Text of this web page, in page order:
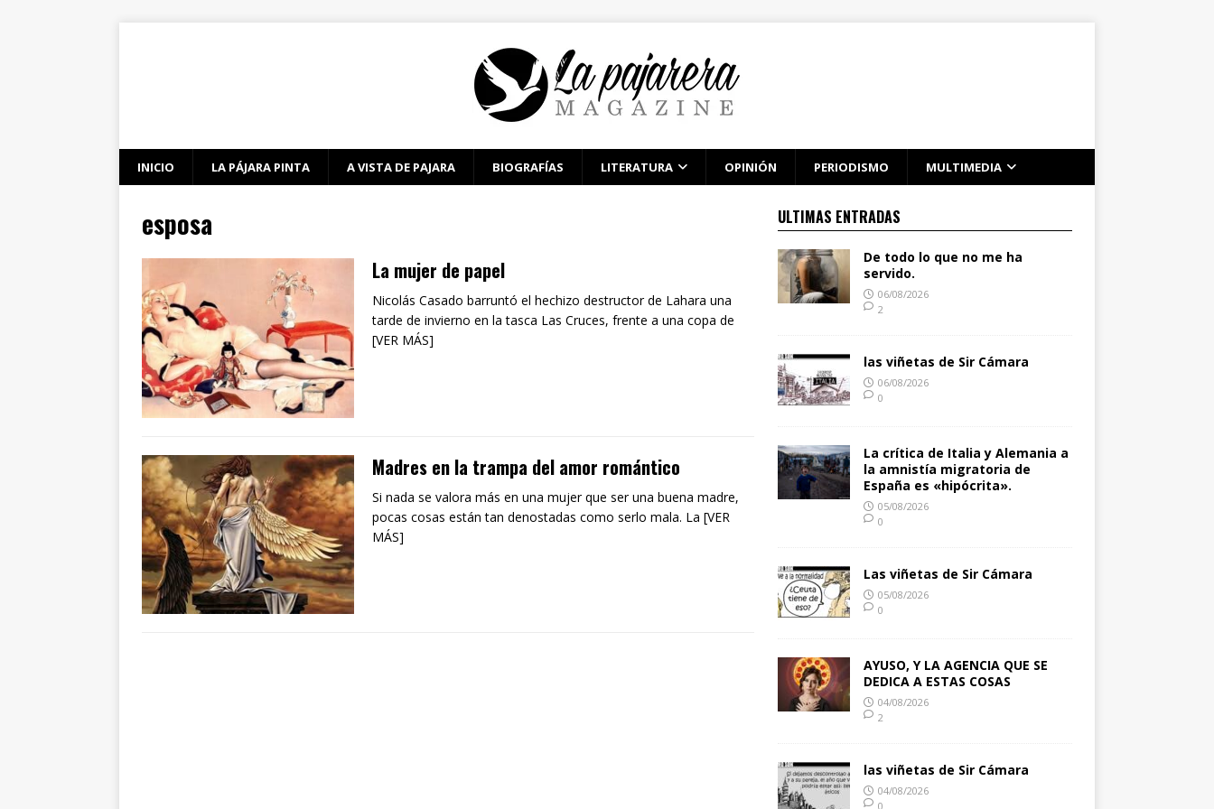
INICIO LA PÁJARA PINTA A VISTA DE PAJARA BIOGRAFÍAS LITERATURA OPINIÓN PERIODISMO MULTIMEDIA
esposa
La mujer de papel
Nicolás Casado barruntó el hechizo destruc­tor de Lahara una
tarde de invierno en la tasca Las Cru­ces, frente a una copa de
[VER MÁS]
Madres en la trampa del amor romántico
Si nada se valora más en una mujer que ser una buena madre,
pocas cosas están tan denostadas como serlo mala. La [VER
MÁS]
ULTIMAS ENTRADAS
De todo lo que no me ha
servido.
06/08/2026
2
las viñetas de Sir Cámara
06/08/2026
0
La crítica de Italia y Alemania a
la amnistía migratoria de
España es «hipócrita».
05/08/2026
0
Las viñetas de Sir Cámara
05/08/2026
0
AYUSO, Y LA AGENCIA QUE SE
DEDICA A ESTAS COSAS
04/08/2026
2
las viñetas de Sir Cámara
04/08/2026
0